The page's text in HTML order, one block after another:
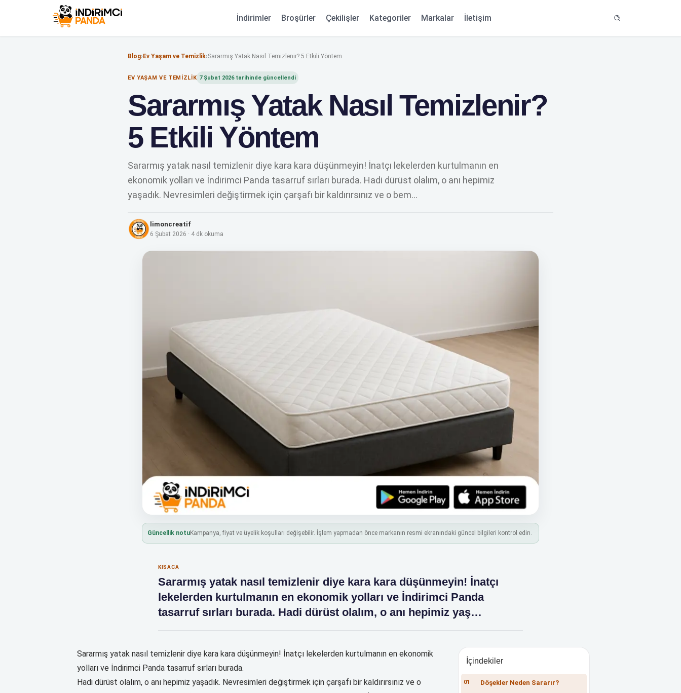
İndirimler Broşürler Çekilişler Kategoriler Markalar İletişim
Blog› Ev Yaşam ve Temizlik›Sararmış Yatak Nasıl Temizlenir? 5 Etkili Yöntem
EV YAŞAM VE TEMIZLIK 7 Şubat 2026tarihinde güncellendi
Sararmış Yatak Nasıl Temizlenir?
5 Etkili Yöntem
Sararmış yatak nasıl temizlenir diye kara kara düşünmeyin! İnatçı lekelerden kurtulmanın en
ekonomik yolları ve İndirimci Panda tasarruf sırları burada. Hadi dürüst olalım, o anı hepimiz
yaşadık. Nevresimleri değiştirmek için çarşafı bir kaldırırsınız ve o bem…
limoncreatif
6 Şubat 2026 · 4 dk okuma
Güncellik notuKampanya, fiyat ve üyelik koşulları değişebilir. İşlem yapmadan önce markanın resmi ekranındaki güncel bilgileri kontrol edin.
KISACA
Sararmış yatak nasıl temizlenir diye kara kara düşünmeyin! İnatçı
lekelerden kurtulmanın en ekonomik yolları ve İndirimci Panda
tasarruf sırları burada. Hadi dürüst olalım, o anı hepimiz yaş…
Sararmış yatak nasıl temizlenir diye kara kara düşünmeyin! İnatçı lekelerden kurtulmanın en ekonomik
yolları ve İndirimci Panda tasarruf sırları burada.
Hadi dürüst olalım, o anı hepimiz yaşadık. Nevresimleri değiştirmek için çarşafı bir kaldırırsınız ve o
İçindekiler
01 Döşekler Neden Sararır?